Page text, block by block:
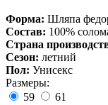
Форма: Шляпа
Состав: 100%
Страна
Сезон: летний
Пол: Унисекс
Размеры:
59
61